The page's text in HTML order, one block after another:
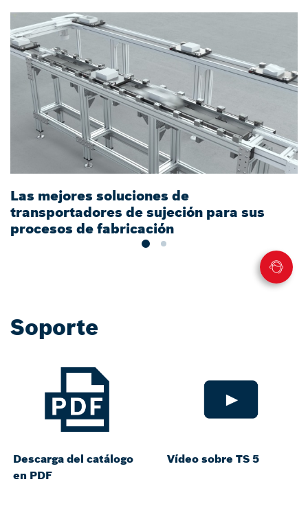
Las mejores soluciones de
transportadores de sujeción para sus
procesos de fabricación
Soporte
Descarga del catálogo
en PDF
Vídeo sobre TS 5